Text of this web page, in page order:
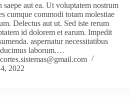
saepe aut ea. Ut voluptatem nostrum
cumque commodi totam molestiae
Delectus aut ut. Sed iste rerum
id dolorem et earum. Impedit
aspernatur necessitatibus
laborum.…
2022